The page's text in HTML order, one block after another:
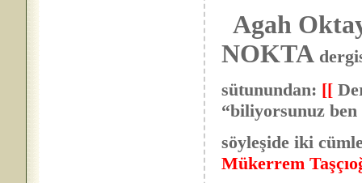
Agah
NOKTA
sütunundan: [[
“biliyorsunuz ben
söyleşide iki
Mükerrem